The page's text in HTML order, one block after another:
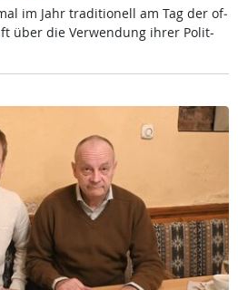
im Jahr tra­di­tio­nell am Tag der of­
über die Ver­wen­dung ih­rer Po­lit-